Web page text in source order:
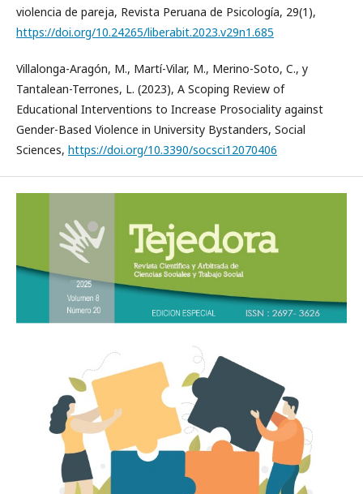
violencia de pareja, Revista Peruana de Psicología, 29(1),
https://doi.org/10.24265/liberabit.2023.v29n1.685
Villalonga-Aragón, M., Martí-Vilar, M., Merino-Soto, C., y
Tantalean-Terrones, L. (2023), A Scoping Review of
Educational Interventions to Increase Prosociality against
Gender-Based Violence in University Bystanders, Social
Sciences, https://doi.org/10.3390/socsci12070406